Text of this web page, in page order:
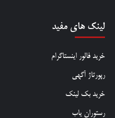
لینک های مفید
خرید فالور اینستاگرام
رپورتاژ آگهی
خرید بک لینک
رستوران یاب